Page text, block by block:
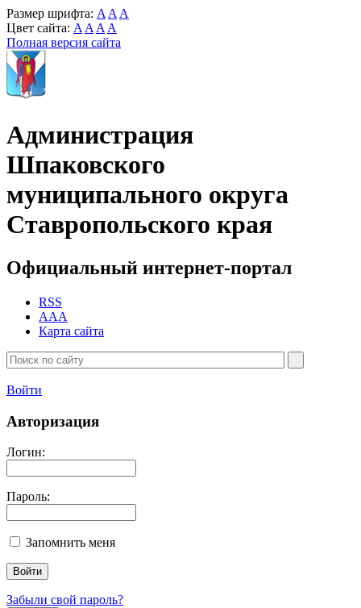
Размер шрифта: A A A
Цвет сайта: A A A A
Полная версия сайта
Администрация
Шпаковского
муниципального округа
Ставропольского края
Официальный интернет-портал
RSS
AAA
Карта сайта
Войти
Авторизация
Логин:
Пароль:
Запомнить меня
Забыли свой пароль?